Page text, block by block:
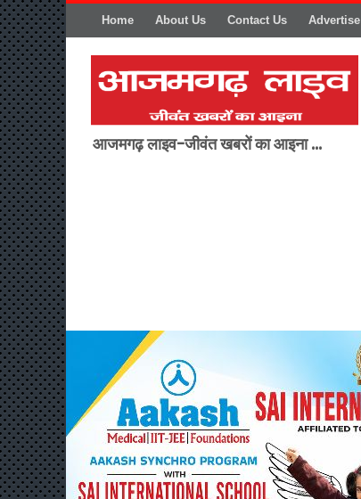
Home About Us Contact Us Advertise
आजमगढ़ लाइव-जीवंत खबरों का आइना ...